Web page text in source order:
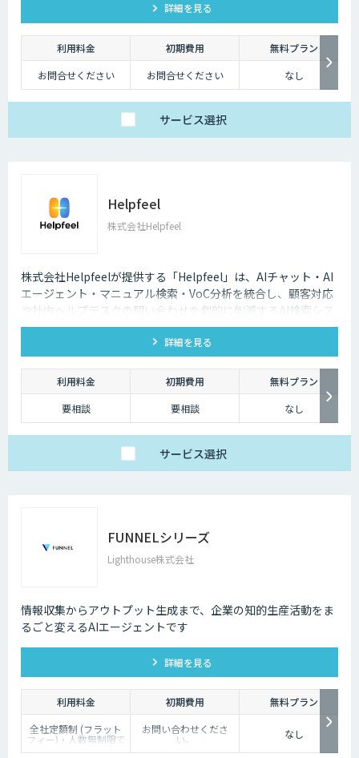
詳細を見る
利用料金 初期費用
無料プラン
お問合せください
お問合せください なし
サービス選択
Helpfeel
株式会社Helpfeel
株式会社Helpfeelが提供する「Helpfeel」は、AIチャット・AI
エージェント・マニュアル検索・VoC分析を統合し、顧客対応
や社内ヘルプデスクの問い合わせを劇的に削減するAI検索シス
テムです。特許技術と手厚い伴走支援で、誰でも即座に答えを
詳細を見る
利用料金 初期費用
無料プラン
要相談
要相談 なし
サービス選択
FUNNELシリーズ
Lighthouse株式会社
情報収集からアウトプット生成まで、企業の知的生産活動をま
るごと変えるAIエージェントです
詳細を見る
利用料金 初期費用
無料プラン
全社定額制 (フラット
フィー)・人数無制限で
ご利用いただけます。
お問い合わせくださ
い。 なし